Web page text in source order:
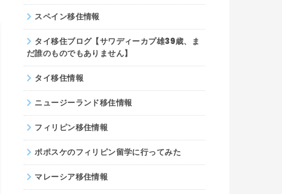
スペイン移住情報
タイ移住ブログ【サワディーカプ雄39歳、ま
だ誰のものでもありません】
タイ移住情報
ニュージーランド移住情報
フィリピン移住情報
ポポスケのフィリピン留学に行ってみた
マレーシア移住情報